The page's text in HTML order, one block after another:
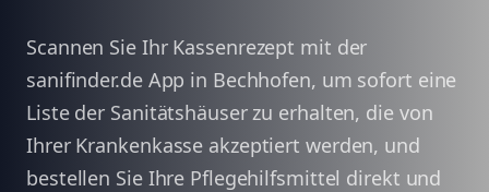
Scannen Sie Ihr Kassenrezept mit der
sanifinder.de App in Bechhofen, um sofort eine
Liste der Sanitätshäuser zu erhalten, die von
Ihrer Krankenkasse akzeptiert werden, und
bestellen Sie Ihre Pflegehilfsmittel direkt und